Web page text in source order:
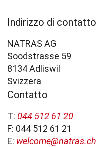
Indirizzo di contatto
NATRAS AG
Soodstrasse 59
8134 Adliswil
Svizzera
Contatto
T: 044 512 61 20
F: 044 512 61 21
E: welcome@natras.ch